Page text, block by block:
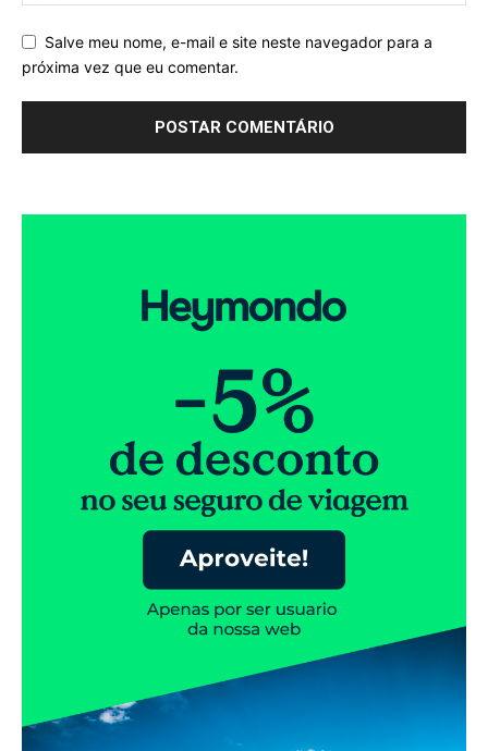
Salve meu nome, e-mail e site neste navegador para a
próxima vez que eu comentar.